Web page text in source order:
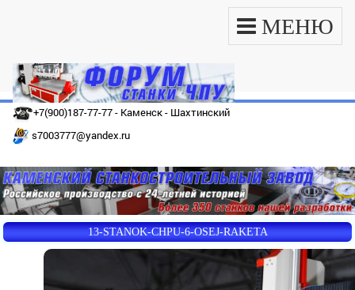
МЕНЮ
+7(900)187-77-77 - Каменск - Шахтинский
s7003777@yandex.ru
13-STANOK-CHPU-6-OSEJ-RAKETA